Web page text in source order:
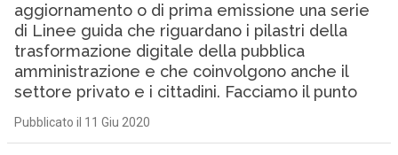
aggiornamento o di prima emissione una serie
di Linee guida che riguardano i pilastri della
trasformazione digitale della pubblica
amministrazione e che coinvolgono anche il
settore privato e i cittadini. Facciamo il punto
Pubblicato il 11 Giu 2020